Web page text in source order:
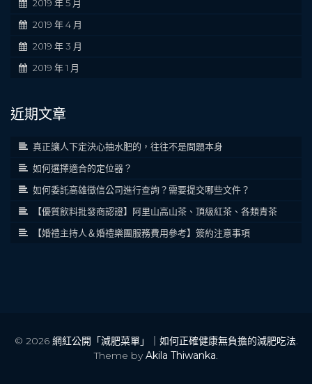
2019 年 5 月
2019 年 4 月
2019 年 3 月
2019 年 1 月
近期文章
真正讓人下定決心抽水肥的，往往不是問題本身
如何選擇適合的定位器？
如何委託高雄徵信公司進行查詢？需要提交哪些文件？
【優質飲料批發商認證】阿里山高山茶、頂級紅茶、各類青茶
【婚禮主持人＆婚禮樂團服務費用參考】簽約注意事項
© 2026 網紅公開「減肥菜單」｜如何正確健康無負擔的減肥吃法.
Theme byAkila Thiwanka